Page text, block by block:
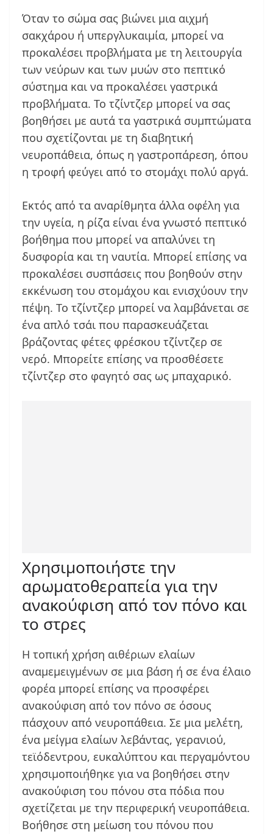
Όταν το σώμα σας βιώνει μια αιχμή
σακχάρου ή υπεργλυκαιμία, μπορεί να
προκαλέσει προβλήματα με τη λειτουργία
των νεύρων και των μυών στο πεπτικό
σύστημα και να προκαλέσει γαστρικά
προβλήματα. Το τζίντζερ μπορεί να σας
βοηθήσει με αυτά τα γαστρικά συμπτώματα
που σχετίζονται με τη διαβητική
νευροπάθεια, όπως η γαστροπάρεση, όπου
η τροφή φεύγει από το στομάχι πολύ αργά.
Εκτός από τα αναρίθμητα άλλα οφέλη για
την υγεία, η ρίζα είναι ένα γνωστό πεπτικό
βοήθημα που μπορεί να απαλύνει τη
δυσφορία και τη ναυτία. Μπορεί επίσης να
προκαλέσει συσπάσεις που βοηθούν στην
εκκένωση του στομάχου και ενισχύουν την
πέψη. Το τζίντζερ μπορεί να λαμβάνεται σε
ένα απλό τσάι που παρασκευάζεται
βράζοντας φέτες φρέσκου τζίντζερ σε
νερό. Μπορείτε επίσης να προσθέσετε
τζίντζερ στο φαγητό σας ως μπαχαρικό.
Χρησιμοποιήστε την
αρωματοθεραπεία για την
ανακούφιση από τον πόνο και
το στρες
Η τοπική χρήση αιθέριων ελαίων
αναμεμειγμένων σε μια βάση ή σε ένα έλαιο
φορέα μπορεί επίσης να προσφέρει
ανακούφιση από τον πόνο σε όσους
πάσχουν από νευροπάθεια. Σε μια μελέτη,
ένα μείγμα ελαίων λεβάντας, γερανιού,
τεϊόδεντρου, ευκαλύπτου και περγαμόντου
χρησιμοποιήθηκε για να βοηθήσει στην
ανακούφιση του πόνου στα πόδια που
σχετίζεται με την περιφερική νευροπάθεια.
Βοήθησε στη μείωση του πόνου που